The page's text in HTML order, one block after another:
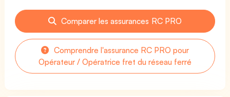
Comparer les assurances RC PRO
Comprendre l'assurance RC PRO pour
Opérateur / Opératrice fret du réseau ferré